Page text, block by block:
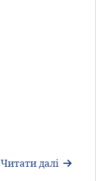
Читати далі